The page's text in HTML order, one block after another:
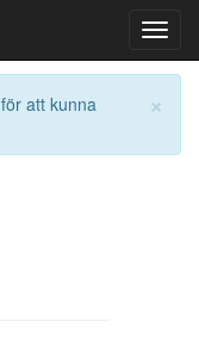
×
att kunna